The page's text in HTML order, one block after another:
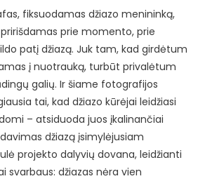
fiksuodamas džiazo menininką,
prie momento, prie
patį džiazą. Juk tam, kad girdėtum
į nuotrauką, turbūt privalėtum
galių. Ir šiame fotografijos
tai, kad džiazo kūrėjai leidžiasi
– atsiduoda juos įkalinančiai
džiazą įsimylėjusiam
projekto dalyvių dovana, leidžianti
svarbaus: džiazas nėra vien